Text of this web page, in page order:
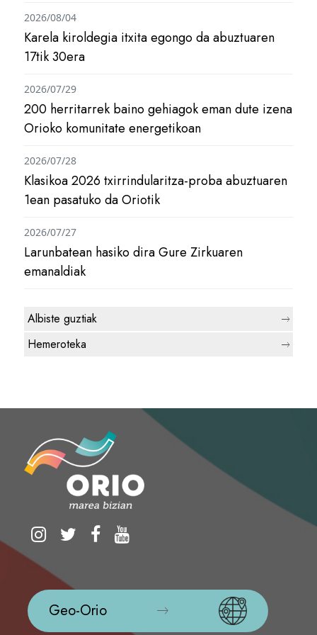
Karela kiroldegia itxita egongo da abuztuaren
17tik 30era
2026/08/04
200 herritarrek baino gehiagok eman dute izena
Orioko komunitate energetikoan
2026/07/29
Klasikoa 2026 txirrindularitza-proba abuztuaren
1ean pasatuko da Oriotik
2026/07/28
Larunbatean hasiko dira Gure Zirkuaren
emanaldiak
2026/07/27
Albiste guztiak
Hemeroteka
Geo-Orio